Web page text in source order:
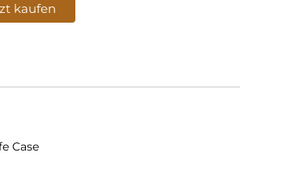
kaufen
Case